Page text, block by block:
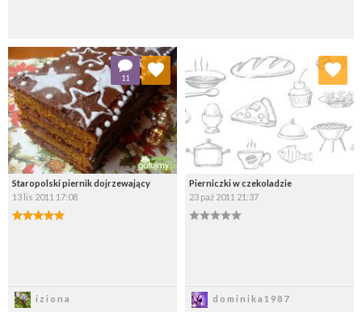
Staropolski piernik dojrzewający
13 lis 2011 17:08
iziona
11
Dodaj do ulubionych
Wybierz listę:
Pierniczki w czekoladzie
23 paź 2011 21:37
dominika1987
Dodaj do ulubionych
Wybierz listę: